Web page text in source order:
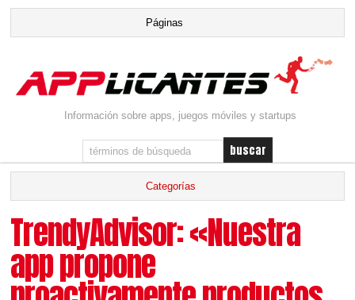
Información sobre apps, juegos móviles y startups
TrendyAdvisor: «Nuestra
app propone